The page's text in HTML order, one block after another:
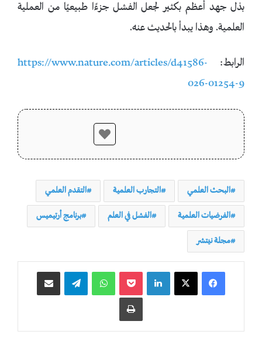
بذل جهد أعظم بكثير لجعل الفشل جزءًا طبيعيًا من العملية
العلمية. وهذا يبدأ بالحديث عنه.
الرابط: https://www.nature.com/articles/d41586-
026-01254-9
البحث العلمي التجارب العلمية التقدم العلمي
الفرضيات العلمية الفشل في العلم برنامج أرتيميس
مجلة نيتشر
واتساب